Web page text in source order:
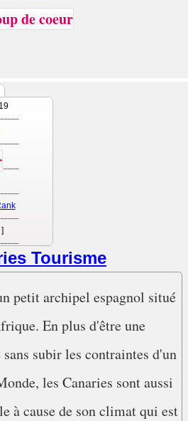
de coeur
Tourisme
petit archipel espagnol situé
En plus d'être une
subir les contraintes d'un
les Canaries sont aussi
à cause de son climat qui est